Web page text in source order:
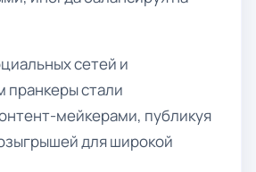
сетей и
пранкеры стали
мейкерами, публикуя
для широкой